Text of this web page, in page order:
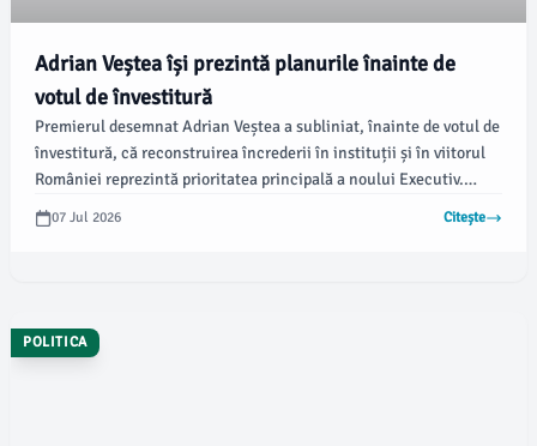
Adrian Veștea își prezintă planurile înainte de
votul de învestitură
Premierul desemnat Adrian Veștea a subliniat, înainte de votul de
învestitură, că reconstruirea încrederii în instituții și în viitorul
României reprezintă prioritatea principală a noului Executiv.
Conform newsbv.ro, el a evidențiat necesitatea urgentă a unui
guvern stabil, capabil să facă față provocărilor contemporane.
07 Jul 2026 Citește
POLITICA